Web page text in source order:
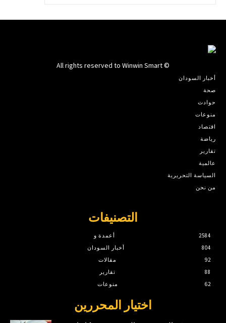
© All rights reserved to Winwin Smart
أخبار السودان
صحة
حوادث
منوعات
اقتصاد
رياضة
تقارير
عالمية
السياسة التحريرية
من نحن
التصنيفات
أعمدة و
2584
أخبار السودان
804
مقالات
92
تقارير
88
منوعات
62
اختيار المحررين